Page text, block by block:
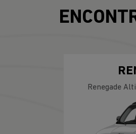
Renegade